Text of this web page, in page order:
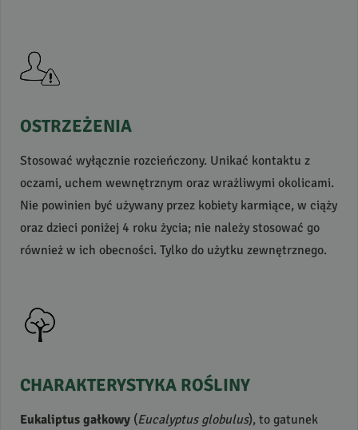
OSTRZEŻENIA
Stosować wyłącznie rozcieńczony. Unikać kontaktu z
oczami, uchem wewnętrznym oraz wrażliwymi okolicami.
Nie powinien być używany przez kobiety karmiące, w ciąży
oraz dzieci poniżej 4 roku życia; nie należy stosować go
również w ich obecności. Tylko do użytku zewnętrznego.
CHARAKTERYSTYKA ROŚLINY
Eukaliptus gałkowy (Eucalyptus globulus), to gatunek